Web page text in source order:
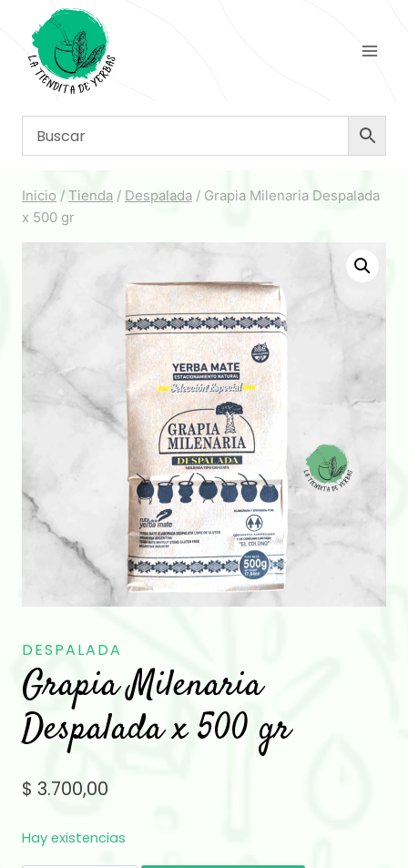
contenido
Inicio / Tienda / Despalada / Grapia Milenaria Despalada
x 500 gr
DESPALADA
Grapia Milenaria
Despalada x 500 gr
$ 3.700,00
Hay existencias